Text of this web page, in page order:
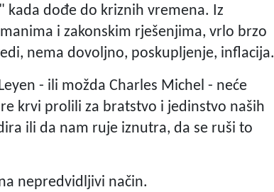
kada dođe do kriznih vremena. Iz
i zakonskim rješenjima, vrlo brzo
nema dovoljno, poskupljenje, inflacija.
- ili možda Charles Michel - neće
krvi prolili za bratstvo i jedinstvo naših
ili da nam ruje iznutra, da se ruši to
nepredvidljivi način.